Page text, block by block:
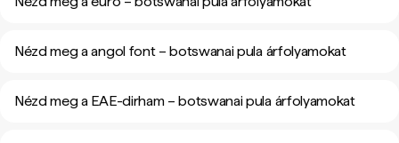
Nézd meg a angol font – botswanai pula árfolyamokat
Nézd meg a EAE-dirham – botswanai pula árfolyamokat